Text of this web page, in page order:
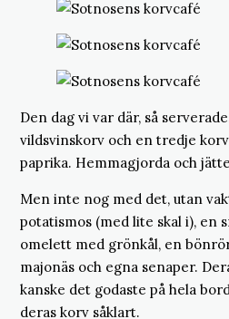
Den dag vi var där, så
vildsvinskorv och en tredje
paprika. Hemmagjorda och
Men inte nog med det, utan
potatismos (med lite skal i), en
omelett med grönkål, en
majonäs och egna senaper.
kanske det godaste på hela
deras korv såklart.